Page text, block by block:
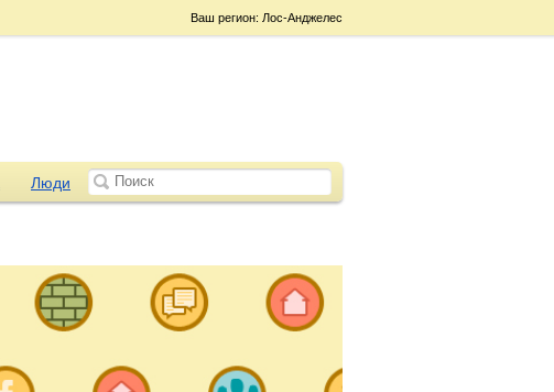
Ваш регион: Лос-Анджелес
Люди